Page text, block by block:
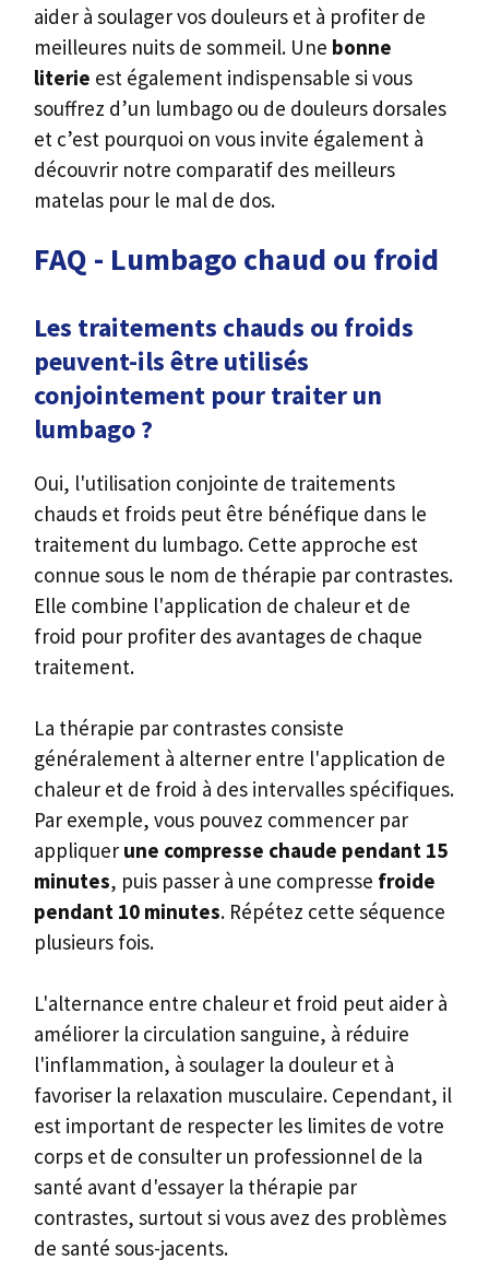
aider à soulager vos douleurs et à profiter de
meilleures nuits de sommeil. Une bonne
literie est également indispensable si vous
souffrez d’un lumbago ou de douleurs dorsales
et c’est pourquoi on vous invite également à
découvrir notre comparatif des meilleurs
matelas pour le mal de dos.
FAQ - Lumbago chaud ou froid
Les traitements chauds ou froids
peuvent-ils être utilisés
conjointement pour traiter un
lumbago ?
Oui, l'utilisation conjointe de traitements
chauds et froids peut être bénéfique dans le
traitement du lumbago. Cette approche est
connue sous le nom de thérapie par contrastes.
Elle combine l'application de chaleur et de
froid pour profiter des avantages de chaque
traitement.
La thérapie par contrastes consiste
généralement à alterner entre l'application de
chaleur et de froid à des intervalles spécifiques.
Par exemple, vous pouvez commencer par
appliquer une compresse chaude pendant 15
minutes, puis passer à une compresse froide
pendant 10 minutes. Répétez cette séquence
plusieurs fois.
L'alternance entre chaleur et froid peut aider à
améliorer la circulation sanguine, à réduire
l'inflammation, à soulager la douleur et à
favoriser la relaxation musculaire. Cependant, il
est important de respecter les limites de votre
corps et de consulter un professionnel de la
santé avant d'essayer la thérapie par
contrastes, surtout si vous avez des problèmes
de santé sous-jacents.